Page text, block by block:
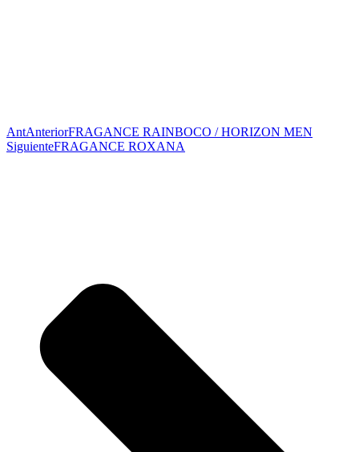
AntAnteriorFRAGANCE RAINBOCO / HORIZON MEN
SiguienteFRAGANCE ROXANA